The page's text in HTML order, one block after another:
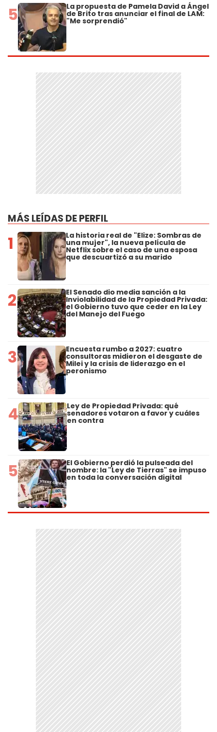
5 La propuesta de Pamela David a Ángel
de Brito tras anunciar el final de LAM:
"Me sorprendió"
MÁS LEÍDAS DE PERFIL
1 La historia real de "Elize: Sombras de
una mujer", la nueva película de
Netflix sobre el caso de una esposa
que descuartizó a su marido
2 El Senado dio media sanción a la
Inviolabilidad de la Propiedad Privada:
el Gobierno tuvo que ceder en la Ley
del Manejo del Fuego
3 Encuesta rumbo a 2027: cuatro
consultoras midieron el desgaste de
Milei y la crisis de liderazgo en el
peronismo
4 Ley de Propiedad Privada: qué
senadores votaron a favor y cuáles
en contra
5 El Gobierno perdió la pulseada del
nombre: la "Ley de Tierras" se impuso
en toda la conversación digital